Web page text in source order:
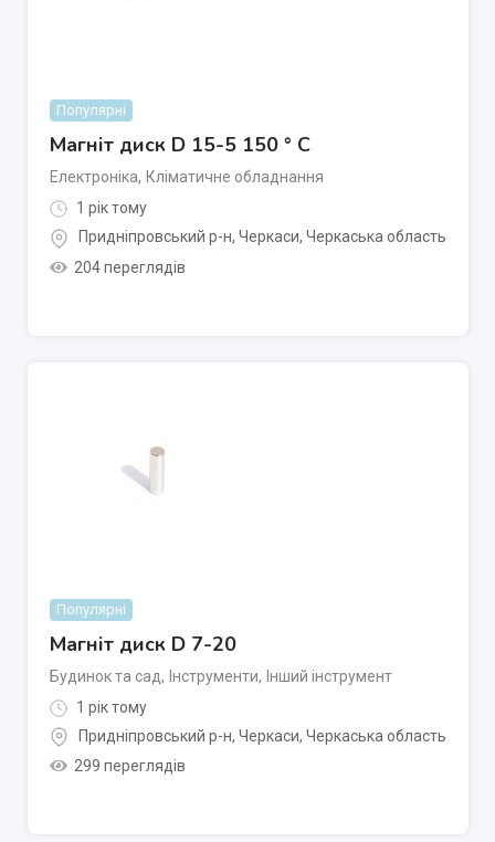
Популярні
Магніт диск D 15-5 150 ° C
Електроніка, Кліматичне обладнання
1 рік тому
Придніпровський р-н, Черкаси, Черкаська область
204 переглядів
Популярні
Магніт диск D 7-20
Будинок та сад, Інструменти, Інший інструмент
1 рік тому
Придніпровський р-н, Черкаси, Черкаська область
299 переглядів